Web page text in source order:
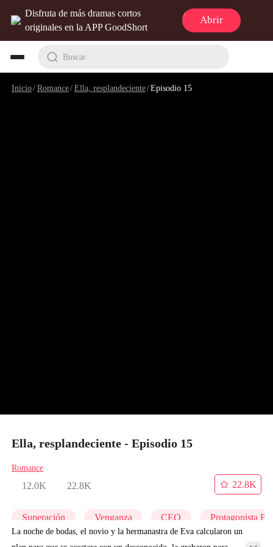
Disfruta de más dramas cortos
originales en la APP GoodShort
Abrir
Buscar
Inicio/Romance/Ella, resplandeciente/Episodio 15
Ella, resplandeciente - Episodio 15
Romance
12.0K 22.8K
22.8K
Superación Venganza CEO Protagonista
La noche de bodas, el novio y la hermanastra de Eva calcularon un